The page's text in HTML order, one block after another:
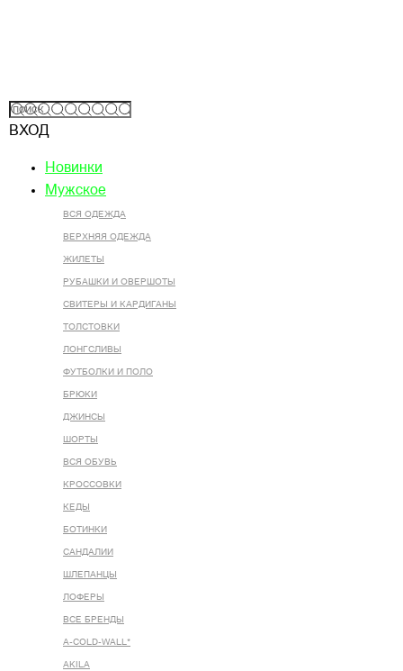
ВХОД
Новинки
Мужское
ВСЯ ОДЕЖДА
ВЕРХНЯЯ ОДЕЖДА
ЖИЛЕТЫ
РУБАШКИ И ОВЕРШОТЫ
СВИТЕРЫ И КАРДИГАНЫ
ТОЛСТОВКИ
ЛОНГСЛИВЫ
ФУТБОЛКИ И ПОЛО
БРЮКИ
ДЖИНСЫ
ШОРТЫ
ВСЯ ОБУВЬ
КРОССОВКИ
КЕДЫ
БОТИНКИ
САНДАЛИИ
ШЛЕПАНЦЫ
ЛОФЕРЫ
ВСЕ БРЕНДЫ
A-COLD-WALL*
AKILA